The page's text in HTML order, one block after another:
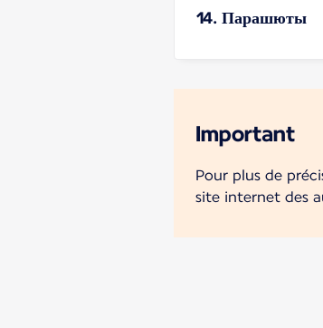
14. Парашюты
Important
Pour plus de
site internet des